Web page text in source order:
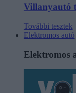
Villanyautó
További tesztek
Elektromos autó
Elektromos